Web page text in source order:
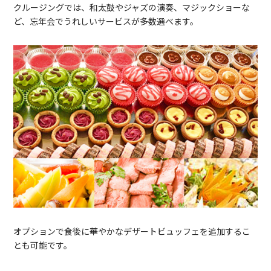
クルージングでは、和太鼓やジャズの演奏、マジックショーな
ど、忘年会でうれしいサービスが多数選べます。
オプションで食後に華やかなデザートビュッフェを追加するこ
とも可能です。